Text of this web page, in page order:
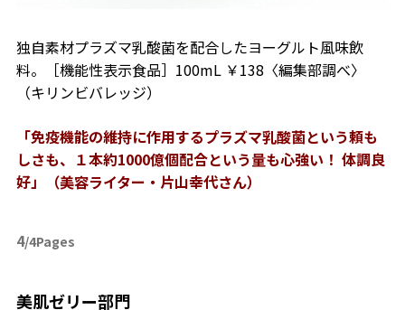
独自素材プラズマ乳酸菌を配合したヨーグルト風味飲
料。［機能性表示食品］100mL ￥138〈編集部調べ〉
（キリンビバレッジ）
「免疫機能の維持に作用するプラズマ乳酸菌という頼も
しさも、１本約1000億個配合という量も心強い！ 体調良
好」（美容ライター・片山幸代さん）
4/4Pages
美肌ゼリー部門